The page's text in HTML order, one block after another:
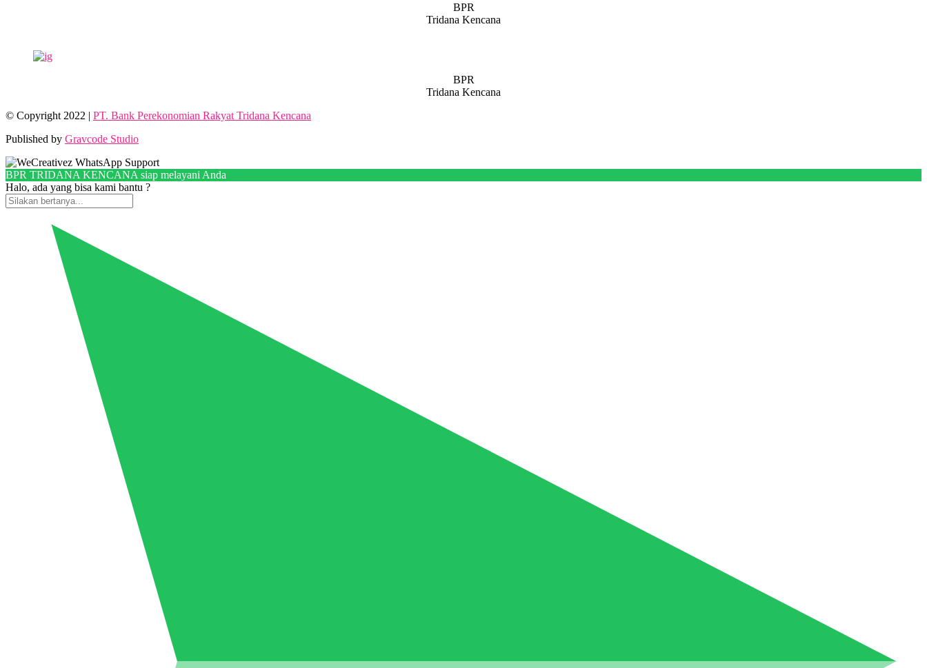
BPR
Tridana Kencana
BPR
Tridana Kencana
© Copyright 2022 | PT. Bank Perekonomian Rakyat Tridana Kencana
Published by Gravcode Studio
BPR TRIDANA KENCANA siap melayani Anda
Halo, ada yang bisa kami bantu ?